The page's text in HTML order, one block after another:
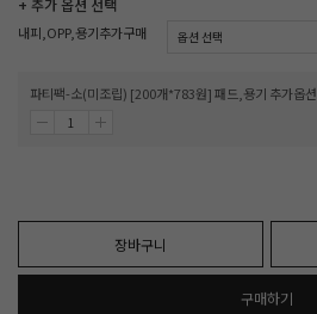
내피,OPP,용기추가구매
파티팩-소(미조립) [200개*783원] 패드,용기 추가옵션
장바구니
구매하기